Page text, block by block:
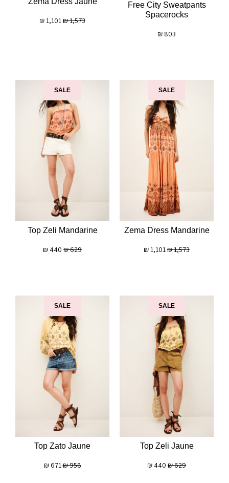
Free City Sweatpants
Spacerocks
803
₪
1,573
₪
1,101
₪
SALE
Zema Dress Mandarine
1,573
₪
1,101
₪
SALE
Top Zeli Mandarine
629
₪
440
₪
SALE
Top Zeli Jaune
629
₪
440
₪
SALE
Top Zato Jaune
958
₪
671
₪